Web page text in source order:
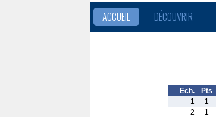
ACCUEIL DÉCOUVRIR
Ech. Pts
1
1
2
1